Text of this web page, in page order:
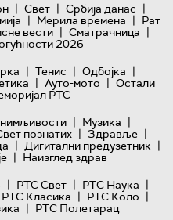
| Свет | Србија данас |
| Мерила времена | Рат
вести | Сматрачница |
2026
| Тенис | Одбојка |
| Ауто-мото | Остали
РТС
| Музика |
познатих | Здравље |
| Дигитални предузетник |
| Наизглед здрав
| РТС Свет | РТС Наука |
РТС Класика | РТС Коло |
| РТС Полетарац